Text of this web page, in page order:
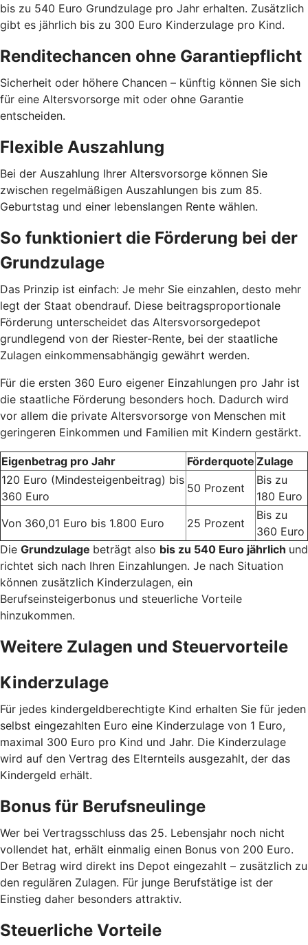
bis zu 540 Euro Grundzulage pro Jahr erhalten. Zusätzlich
gibt es jährlich bis zu 300 Euro Kinderzulage pro Kind.
Renditechancen ohne Garantiepflicht
Sicherheit oder höhere Chancen – künftig können Sie sich
für eine Altersvorsorge mit oder ohne Garantie
entscheiden.
Flexible Auszahlung
Bei der Auszahlung Ihrer Altersvorsorge können Sie
zwischen regelmäßigen Auszahlungen bis zum 85.
Geburtstag und einer lebenslangen Rente wählen.
So funktioniert die Förderung bei der
Grundzulage
Das Prinzip ist einfach: Je mehr Sie einzahlen, desto mehr
legt der Staat obendrauf. Diese beitragsproportionale
Förderung unterscheidet das Altersvorsorgedepot
grundlegend von der Riester-Rente, bei der staatliche
Zulagen einkommensabhängig gewährt werden.
Für die ersten 360 Euro eigener Einzahlungen pro Jahr ist
die staatliche Förderung besonders hoch. Dadurch wird
vor allem die private Altersvorsorge von Menschen mit
geringeren Einkommen und Familien mit Kindern gestärkt.
Eigenbetrag pro Jahr Förderquote Zulage
120 Euro (Mindesteigenbeitrag) bis
360 Euro
50 Prozent
Bis zu
180 Euro
Von 360,01 Euro bis 1.800 Euro
25 Prozent
Bis zu
360 Euro
Die Grundzulage beträgt also bis zu 540 Euro jährlich und
richtet sich nach Ihren Einzahlungen. Je nach Situation
können zusätzlich Kinderzulagen, ein
Berufseinsteigerbonus und steuerliche Vorteile
hinzukommen.
Weitere Zulagen und Steuervorteile
Kinderzulage
Für jedes kindergeldberechtigte Kind erhalten Sie für jeden
selbst eingezahlten Euro eine Kinderzulage von 1 Euro,
maximal 300 Euro pro Kind und Jahr. Die Kinderzulage
wird auf den Vertrag des Elternteils ausgezahlt, der das
Kindergeld erhält.
Bonus für Berufsneulinge
Wer bei Vertragsschluss das 25. Lebensjahr noch nicht
vollendet hat, erhält einmalig einen Bonus von 200 Euro.
Der Betrag wird direkt ins Depot eingezahlt – zusätzlich zu
den regulären Zulagen. Für junge Berufstätige ist der
Einstieg daher besonders attraktiv.
Steuerliche Vorteile